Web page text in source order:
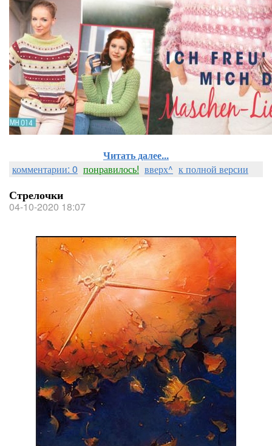
Читать далее...
комментарии: 0 понравилось! вверх^ к полной версии
Стрелочки
04-10-2020 18:07